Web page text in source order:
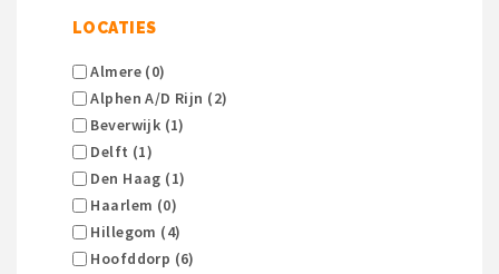
LOCATIES
Almere (0)
Alphen A/d Rijn (2)
Beverwijk (1)
Delft (1)
Den Haag (1)
Haarlem (0)
Hillegom (4)
Hoofddorp (6)